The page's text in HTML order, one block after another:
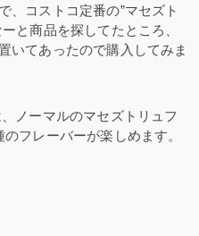
、コストコ定番の”マセズト
と商品を探してたところ、
いてあったので購入してみま
、ノーマルのマセズトリュフ
フレーバーが楽しめます。